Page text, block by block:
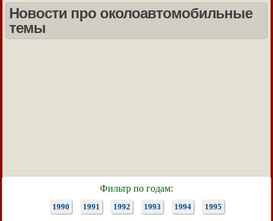
Новости про околоавтомобильные
темы
Фильтр по годам:
1990 1991 1992 1993 1994 1995